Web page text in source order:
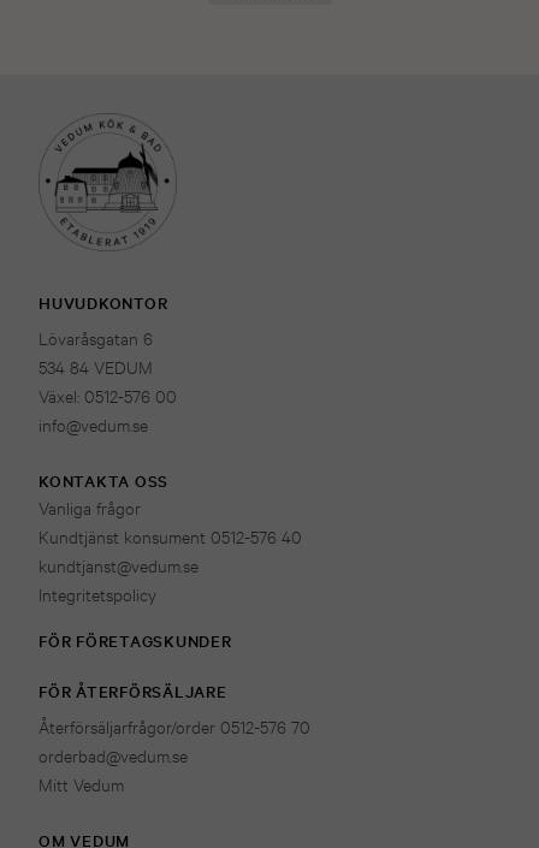
HUVUDKONTOR
Lövaråsgatan 6
534 84 VEDUM
Växel: 0512-576 00
info@vedum.se
KONTAKTA OSS
Vanliga frågor
Kundtjänst konsument 0512-576 40
kundtjanst@vedum.se
Integritetspolicy
FÖR FÖRETAGSKUNDER
FÖR ÅTERFÖRSÄLJARE
Återförsäljarfrågor/order 0512-576 70
orderbad@vedum.se
Mitt Vedum
OM VEDUM